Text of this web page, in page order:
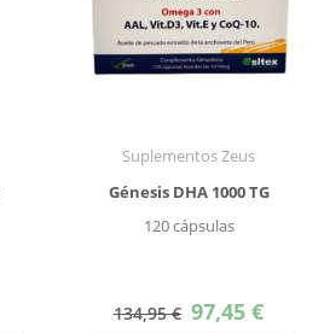
Suplementos Zeus
Génesis DHA 1000 TG
120 cápsulas
134,95 € Precio
especial
97,45 €